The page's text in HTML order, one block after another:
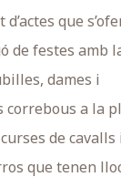
que
de festes amb
dames i
correbous a la
de cavalls i
que tenen